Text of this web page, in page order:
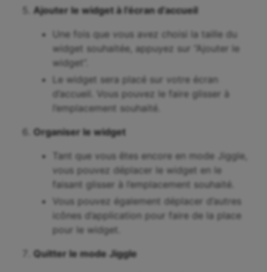
Ajouter le widget à l’écran d’accueil
Une fois que vous avez choisi la taille du
widget souhaitée, appuyez sur “Ajouter le
widget”.
Le widget sera placé sur votre écran
d’accueil. Vous pouvez le faire glisser à
l’emplacement souhaité.
Organiser le widget
Tant que vous êtes encore en mode Jiggle,
vous pouvez déplacer le widget en le
faisant glisser à l’emplacement souhaité.
Vous pouvez également déplacer d’autres
icônes d’application pour faire de la place
pour le widget.
Quitter le mode Jiggle